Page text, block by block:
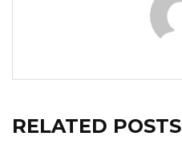
RELATED POSTS